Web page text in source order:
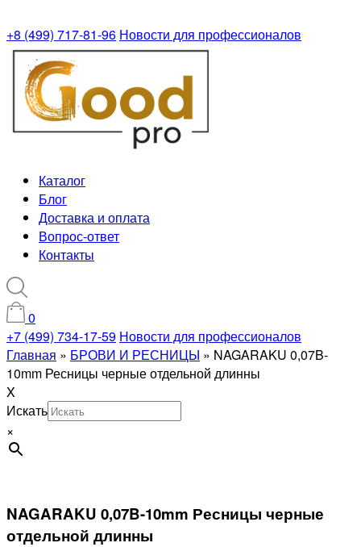
+8 (499) 717-81-96 Новости для профессионалов
Каталог
Блог
Доставка и оплата
Вопрос-ответ
Контакты
0
+7 (499) 734-17-59 Новости для профессионалов
Главная » БРОВИ И РЕСНИЦЫ » NAGARAKU 0,07B-
10mm Ресницы черные отдельной длинны
X
Искать
×
NAGARAKU 0,07B-10mm Ресницы черные
отдельной длинны